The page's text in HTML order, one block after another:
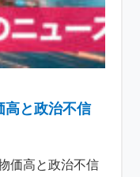
高と政治不信
価高と政治不信